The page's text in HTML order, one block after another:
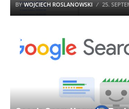
BYWOJCIECH ROSLANOWSKI 25.
GOOGLE